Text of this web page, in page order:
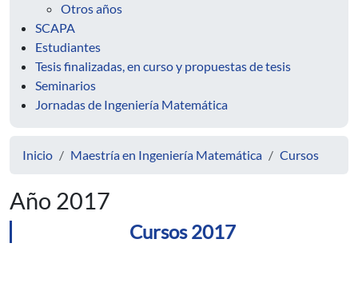
Otros años
SCAPA
Estudiantes
Tesis finalizadas, en curso y propuestas de tesis
Seminarios
Jornadas de Ingeniería Matemática
Inicio Maestría en Ingeniería Matemática Cursos
Año 2017
Cursos 2017